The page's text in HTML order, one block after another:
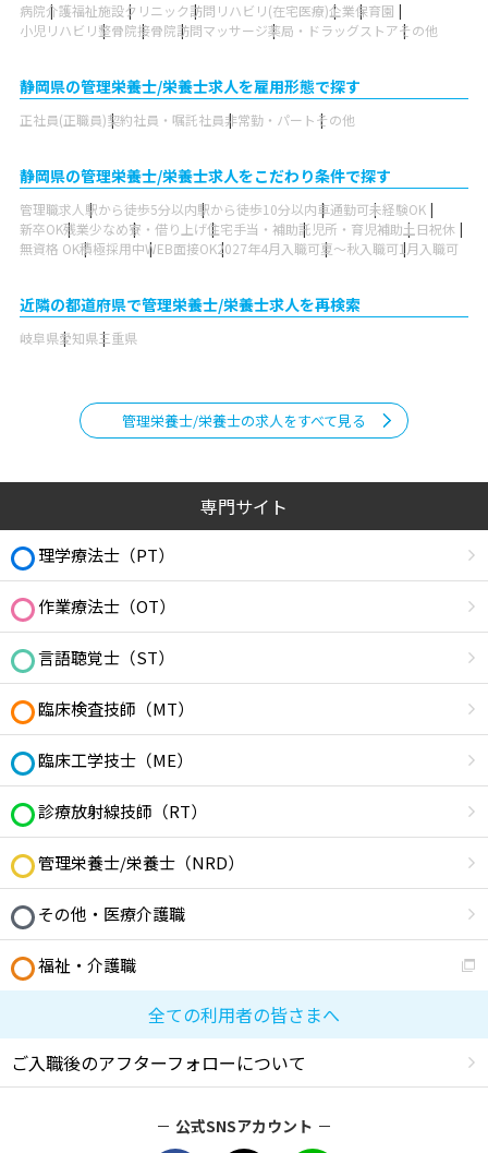
病院介護福祉施設クリニック訪問リハビリ(在宅医療)企業保育園
小児リハビリ整骨院接骨院訪問マッサージ薬局・ドラッグストアその他
静岡県の管理栄養士/栄養士求人を雇用形態で探す
正社員(正職員)契約社員・嘱託社員非常勤・パートその他
静岡県の管理栄養士/栄養士求人をこだわり条件で探す
管理職求人 駅から徒歩5分以内駅から徒歩10分以内車通勤可未経験OK
新卒OK残業少なめ寮・借り上げ住宅手当・補助託児所・育児補助土日祝休
無資格 OK積極採用中WEB面接OK2027年4月入職可夏～秋入職可1月入職可
近隣の都道府県で管理栄養士/栄養士求人を再検索
岐阜県愛知県三重県
管理栄養士/栄養士の求人をすべて見る
専門サイト
理学療法士（PT）
作業療法士（OT）
言語聴覚士（ST）
臨床検査技師（MT）
臨床工学技士（ME）
診療放射線技師（RT）
管理栄養士/栄養士（NRD）
その他・医療介護職
福祉・介護職
全ての利用者の皆さまへ
ご入職後のアフターフォローについて
公式SNSアカウント